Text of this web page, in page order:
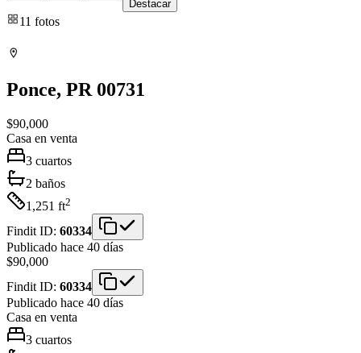
Destacar
11 fotos
Ponce, PR 00731
$90,000
Casa en venta
3 cuartos
2 baños
1,251 ft2
Findit ID: 60334
Publicado hace 40 días
$90,000
Findit ID: 60334
Publicado hace 40 días
Casa en venta
3 cuartos